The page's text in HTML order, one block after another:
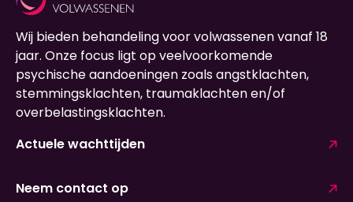
Wij bieden behandeling voor volwassenen vanaf 18
jaar. Onze focus ligt op veelvoorkomende
psychische aandoeningen zoals angstklachten,
stemmingsklachten, traumaklachten en/of
overbelastingsklachten.
Actuele wachttijden
Neem contact op